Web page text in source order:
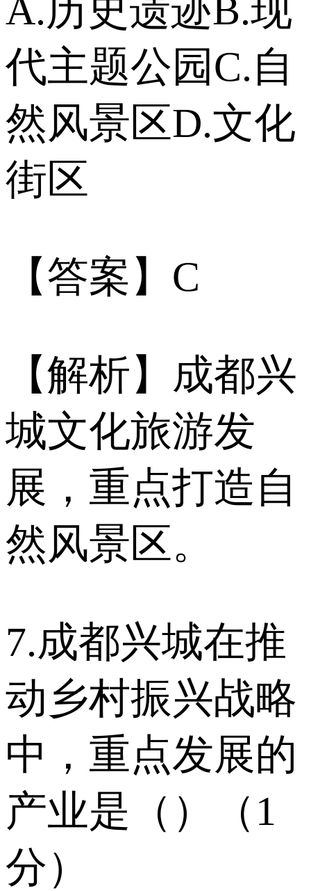
A.历史遗迹B.现
代主题公园C.自
然风景区D.文化
街区
【答案】C
【解析】成都兴
城文化旅游发
展，重点打造自
然风景区。
7.成都兴城在推
动乡村振兴战略
中，重点发展的
产业是（）（1
分）